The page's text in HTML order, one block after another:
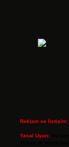
Reklam ve İletişim:
Yasal Uyarı: